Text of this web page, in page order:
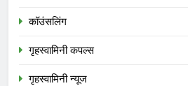
कॉउंसलिंग
गृहस्वामिनी कपल्स
गृहस्वामिनी न्यूज